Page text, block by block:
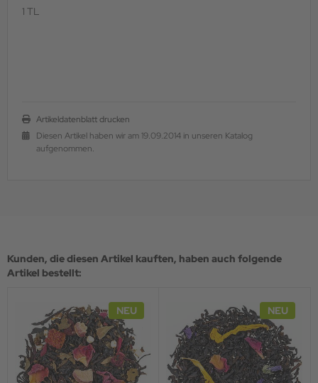
1 TL
Artikeldatenblatt drucken
Diesen Artikel haben wir am 19.09.2014 in unseren Katalog
aufgenommen.
Kunden, die diesen Artikel kauften, haben auch folgende
Artikel bestellt:
NEU NEU